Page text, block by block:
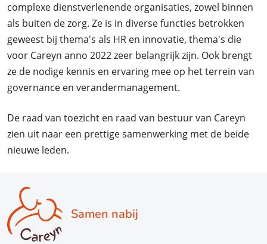
complexe dienstverlenende organisaties, zowel binnen
als buiten de zorg. Ze is in diverse functies betrokken
geweest bij thema's als HR en innovatie, thema's die
voor Careyn anno 2022 zeer belangrijk zijn. Ook brengt
ze de nodige kennis en ervaring mee op het terrein van
governance en verandermanagement.
De raad van toezicht en raad van bestuur van Careyn
zien uit naar een prettige samenwerking met de beide
nieuwe leden.
Samen nabij